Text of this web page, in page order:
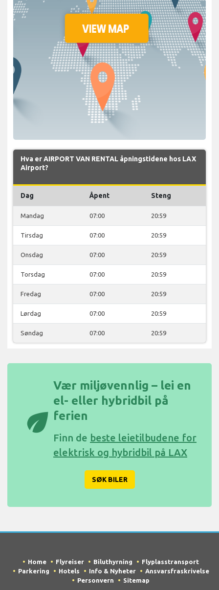
Hva er AIRPORT VAN RENTAL åpningstidene hos LAX
Airport?
Dag Åpent Steng
Mandag 07:00 20:59
Tirsdag 07:00 20:59
Onsdag 07:00 20:59
Torsdag 07:00 20:59
Fredag 07:00 20:59
Lørdag 07:00 20:59
Søndag 07:00 20:59
eco
Vær miljøvennlig – lei en
el- eller hybridbil på
ferien
Finn de beste leietilbudene for
elektrisk og hybridbil på LAX
SØK BILER
Home Flyreiser Biluthyrning
Flyplasstransport
Parkering
Hotels Info & Nyheter
Ansvarsfraskrivelse
Personvern
Sitemap